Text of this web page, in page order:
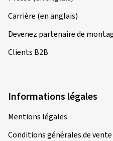
Carrière (en anglais)
Devenez partenaire de
Clients B2B
Informations légales
Mentions légales
Conditions générales de vente